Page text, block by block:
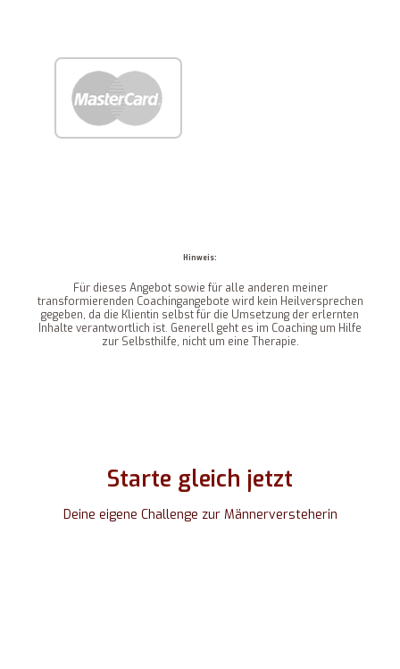
Hinweis:
Für dieses Angebot sowie für alle anderen meiner
transformierenden Coachingangebote wird kein Heilversprechen
gegeben, da die Klientin selbst für die Umsetzung der erlernten
Inhalte verantwortlich ist. Generell geht es im Coaching um Hilfe
zur Selbsthilfe, nicht um eine Therapie.
Starte gleich jetzt
Deine eigene Challenge zur Männerversteherin